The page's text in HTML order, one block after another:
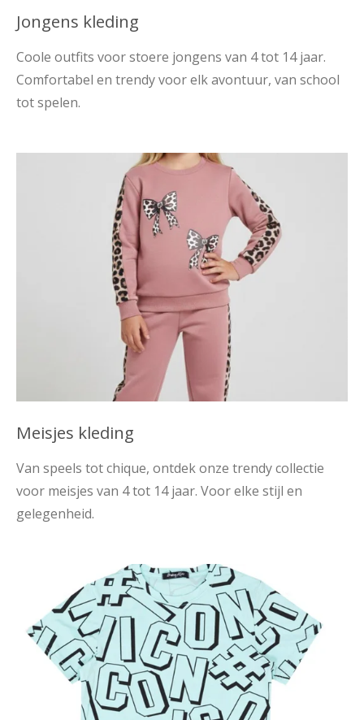
Jongens kleding
Coole outfits voor stoere jongens van 4 tot 14 jaar.
Comfortabel en trendy voor elk avontuur, van school
tot spelen.
Meisjes kleding
Van speels tot chique, ontdek onze trendy collectie
voor meisjes van 4 tot 14 jaar. Voor elke stijl en
gelegenheid.